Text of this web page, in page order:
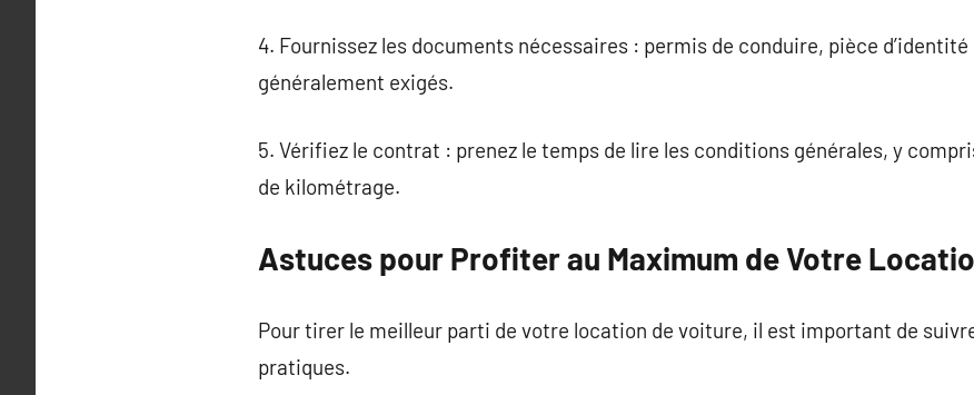
4. Fournissez les documents nécessaires : permis de conduire, pièce
généralement exigés.
5. Vérifiez le contrat : prenez le temps de lire les conditions générales, y
de kilométrage.
Astuces pour Profiter au Maximum de Votre
Pour tirer le meilleur parti de votre location de voiture, il est important de
pratiques.